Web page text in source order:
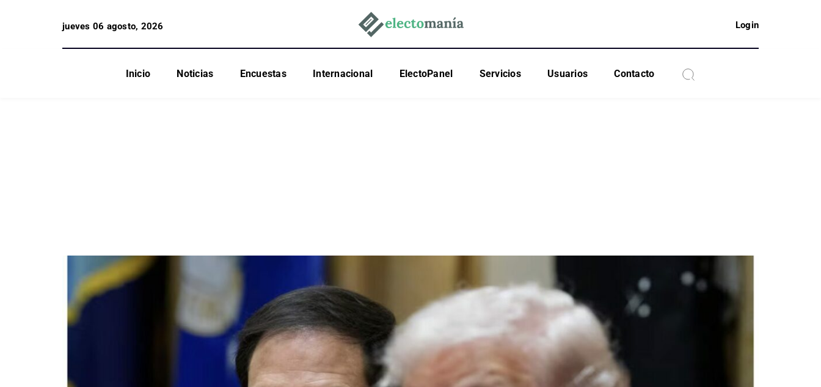
jueves 06 agosto, 2026 Login
Inicio Noticias Encuestas Internacional ElectoPanel Servicios Usuarios Contacto